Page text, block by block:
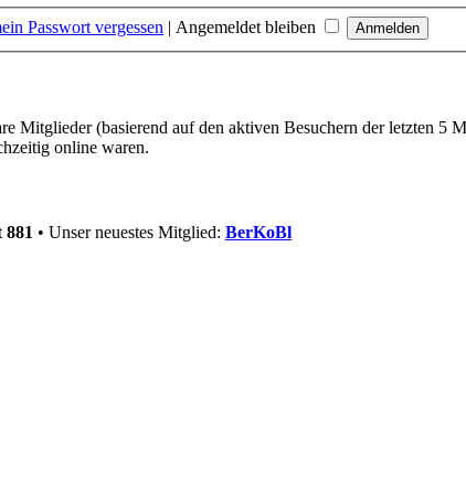
Passwort vergessen | Angemeldet bleiben
Mitglieder (basierend auf den aktiven Besuchern der letzten 5
online waren.
881 • Unser neuestes Mitglied: BerKoBl